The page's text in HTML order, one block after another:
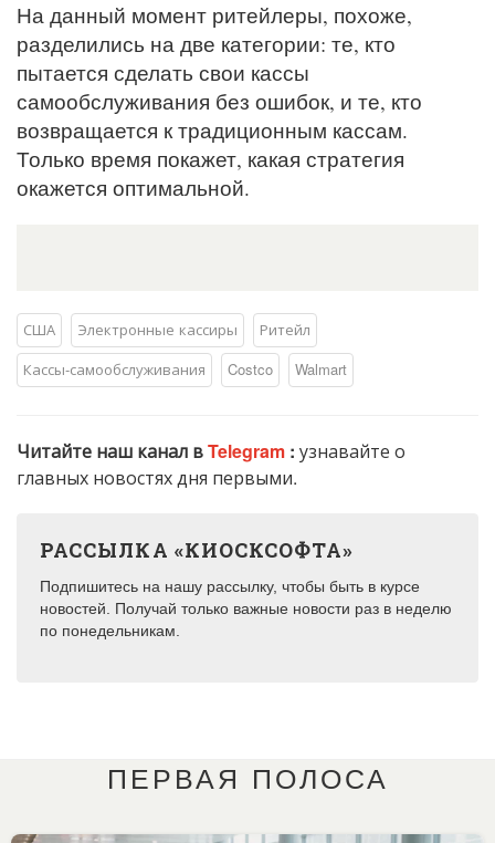
На данный момент ритейлеры, похоже,
разделились на две категории: те, кто
пытается сделать свои кассы
самообслуживания без ошибок, и те, кто
возвращается к традиционным кассам.
Только время покажет, какая стратегия
окажется оптимальной.
США Электронные кассиры
Ритейл
Кассы-самообслуживания
Costco Walmart
Читайте наш канал вTelegram : узнавайте о
главных новостях дня первыми.
РАССЫЛКА «КИОСКСОФТА»
Подпишитесь на нашу рассылку, чтобы быть в курсе
новостей. Получай только важные новости раз в неделю
по понедельникам.
ПЕРВАЯ ПОЛОСА